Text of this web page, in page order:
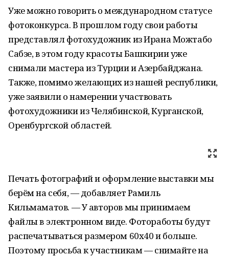
Уже можно говорить о международном статусе
фотоконкурса. В прошлом году свои работы
представлял фотохудожник из Ирана Можтабо
Сабзе, в этом году красоты Башкирии уже
снимали мастера из Турции и Азербайджана.
Также, помимо желающих из нашей республики,
уже заявили о намерении участвовать
фотохудожники из Челябинской, Курганской,
Оренбургской областей.
Печать фотографий и оформление выставки мы
берём на себя, — добавляет Рамиль
Кильмаматов. — У авторов мы принимаем
файлы в электронном виде. Фотоработы будут
распечатываться размером 60х40 и больше.
Поэтому просьба к участникам — снимайте на